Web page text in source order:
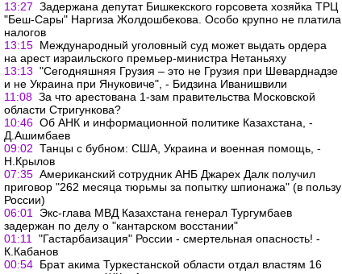
13:27 Задержана депутат Бишкекского горсовета хозяйка ТРЦ
"Беш-Сары" Наргиза Жолдошбекова. Особо крупно не платила
налогов
13:15 Международный уголовный суд может выдать ордера
на арест израильского премьер-министра Нетаньяху
13:13 "Сегодняшняя Грузия – это не Грузия при Шеварднадзе
и не Украина при Януковиче", - Бидзина Иванишвили
11:08 За что арестована 1-зам правительства Московской
области Стригункова?
10:46 Об АНК и информационной политике Казахстана, -
Д.Ашимбаев
09:02 Танцы с бубном: США, Украина и военная помощь, -
Н.Крылов
07:35 Американский сотрудник АНБ Джарех Далк получил
приговор "262 месяца тюрьмы за попытку шпионажа" (в пользу
России)
06:01
Экс-глава МВД Казахстана генерал Тургумбаев
задержан по делу о "кантарском восстании"
01:11
"Гастарбаизация" России - смертельная опасность! -
К.Кабанов
00:54 Брат акима Туркестанской области отдал властям 16